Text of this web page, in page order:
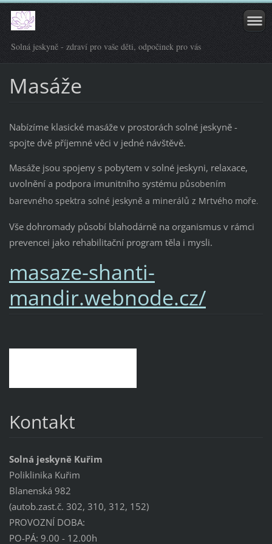
Solná jeskyně - zdraví pro vaše děti, odpočinek pro vás
Masáže
Nabízíme klasické masáže v prostorách solné jeskyně -
spojte dvě příjemné věci v jedné návštěvě.
Masáže jsou spojeny s pobytem v solné jeskyni, relaxace,
uvolnění a podpora imunitního systému působením
barevného spektra solné jeskyně a minerálů z Mrtvého moře.
Vše dohromady působí blahodárně na organismus v rámci
prevencei jako rehabilitační program těla i mysli.
masaze-shanti-
mandir.webnode.cz/
Kontakt
Solná jeskyně Kuřim
Poliklinika Kuřim
Blanenská 982
(autob.zast.č. 302, 310, 312, 152)
PROVOZNÍ DOBA:
PO-PÁ: 9.00 - 12.00h